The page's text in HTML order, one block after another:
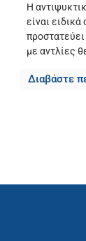
Η
είναι
με αντλίες
Διαβάστε